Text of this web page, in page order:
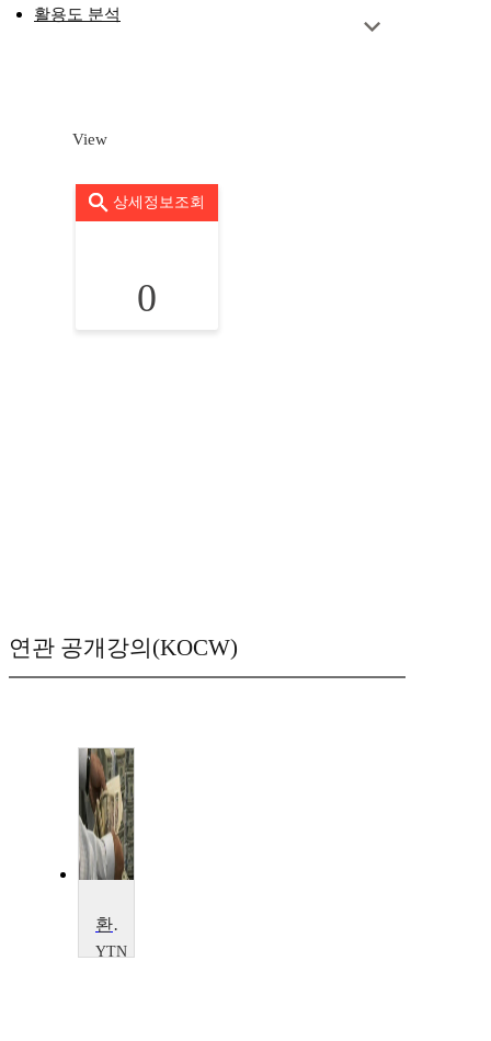
활용도 분석
View
상세정보조회
0
연관 공개강의(KOCW)
환율 상승 vs. 환율 하락
YTN